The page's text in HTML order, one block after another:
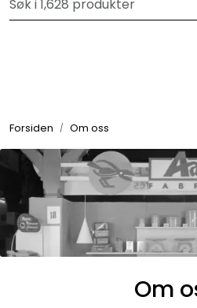
Skip to main contentVelkommen til vår
Forsiden Om oss
Om
Om oss
Nyheter og info